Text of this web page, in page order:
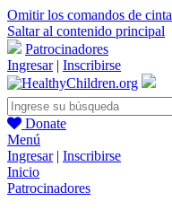
Omitir los comandos de cinta
Saltar al contenido principal
Patrocinadores
Ingresar| Inscribirse
Donate
Menú
Ingresar| Inscribirse
Inicio
Patrocinadores